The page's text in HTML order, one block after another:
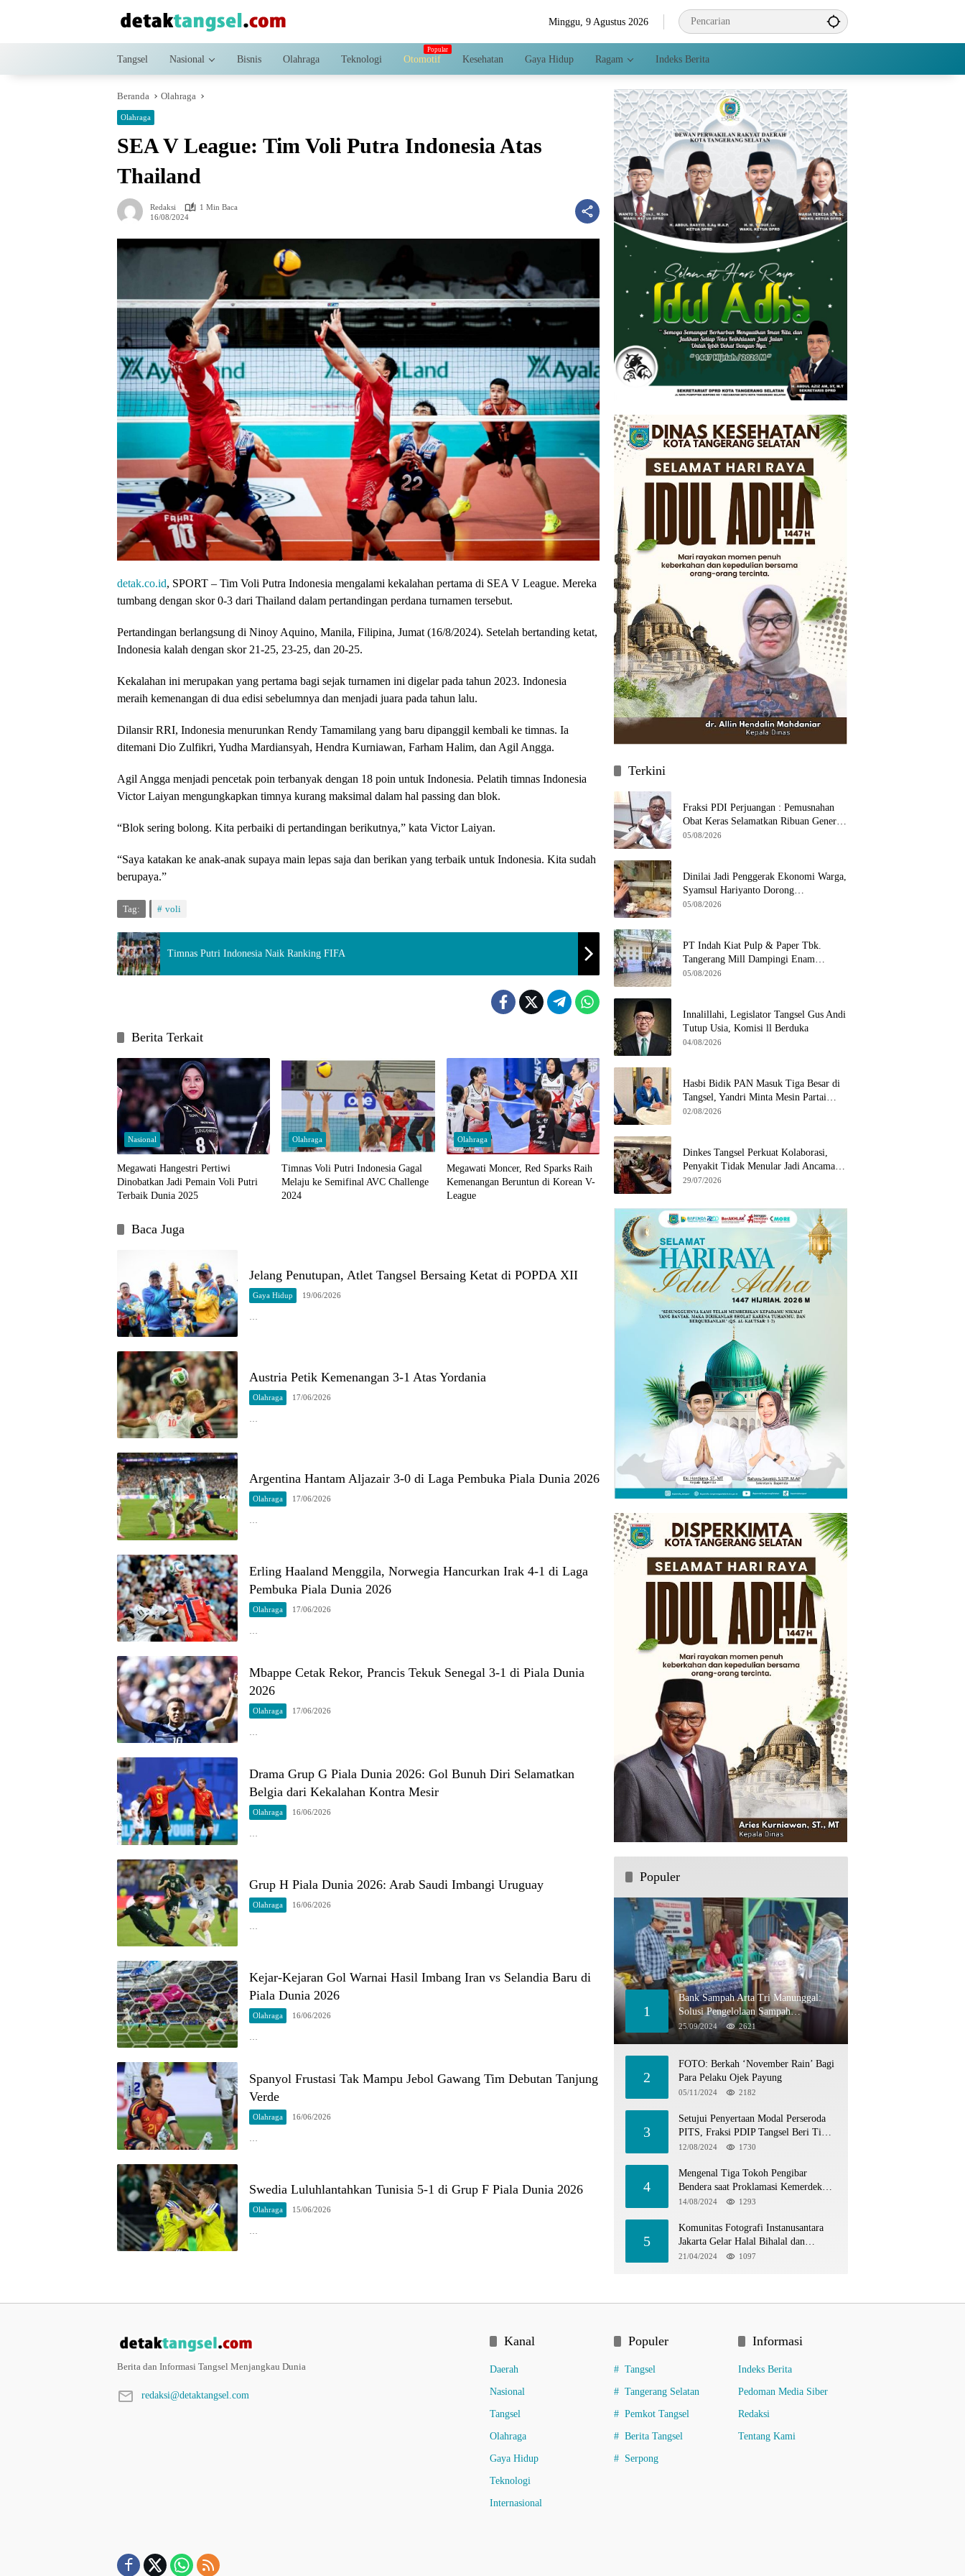
Minggu, 9 Agustus 2026
Tangsel Nasional Bisnis Olahraga Teknologi Otomotif Kesehatan Gaya Hidup Ragam Indeks Berita
Beranda Olahraga
Olahraga
SEA V League: Tim Voli Putra Indonesia Atas
Thailand
Redaksi
1 Min Baca
16/08/2024
detak.co.id, SPORT – Tim Voli Putra Indonesia mengalami kekalahan pertama di SEA V League. Mereka
tumbang dengan skor 0-3 dari Thailand dalam pertandingan perdana turnamen tersebut.
Pertandingan berlangsung di Ninoy Aquino, Manila, Filipina, Jumat (16/8/2024). Setelah bertanding ketat,
Indonesia kalah dengan skor 21-25, 23-25, dan 20-25.
Kekalahan ini merupakan yang pertama bagi sejak turnamen ini digelar pada tahun 2023. Indonesia
meraih kemenangan di dua edisi sebelumnya dan menjadi juara pada tahun lalu.
Dilansir RRI, Indonesia menurunkan Rendy Tamamilang yang baru dipanggil kembali ke timnas. Ia
ditemani Dio Zulfikri, Yudha Mardiansyah, Hendra Kurniawan, Farham Halim, dan Agil Angga.
Agil Angga menjadi pencetak poin terbanyak dengan 18 poin untuk Indonesia. Pelatih timnas Indonesia
Victor Laiyan mengungkapkan timnya kurang maksimal dalam hal passing dan blok.
“Blok sering bolong. Kita perbaiki di pertandingan berikutnya,” kata Victor Laiyan.
“Saya katakan ke anak-anak supaya main lepas saja dan berikan yang terbaik untuk Indonesia. Kita sudah
berupaya.”
Tag: voli
Timnas Putri Indonesia Naik Ranking FIFA
Berita Terkait
Nasional
Megawati Hangestri Pertiwi
Dinobatkan Jadi Pemain Voli Putri
Terbaik Dunia 2025
Olahraga
Timnas Voli Putri Indonesia Gagal
Melaju ke Semifinal AVC Challenge
2024
Olahraga
Megawati Moncer, Red Sparks Raih
Kemenangan Beruntun di Korean V-
League
Baca Juga
Jelang Penutupan, Atlet Tangsel Bersaing Ketat di POPDA XII
Gaya Hidup 19/06/2026
…
Austria Petik Kemenangan 3-1 Atas Yordania
Olahraga 17/06/2026
Argentina Hantam Aljazair 3-0 di Laga Pembuka Piala Dunia 2026
Olahraga 17/06/2026
…
Erling Haaland Menggila, Norwegia Hancurkan Irak 4-1 di Laga
Pembuka Piala Dunia 2026
Olahraga 17/06/2026
Mbappe Cetak Rekor, Prancis Tekuk Senegal 3-1 di Piala Dunia
2026
Olahraga 17/06/2026
…
Drama Grup G Piala Dunia 2026: Gol Bunuh Diri Selamatkan
Belgia dari Kekalahan Kontra Mesir
Olahraga 16/06/2026
…
Grup H Piala Dunia 2026: Arab Saudi Imbangi Uruguay
Olahraga 16/06/2026
…
Kejar-Kejaran Gol Warnai Hasil Imbang Iran vs Selandia Baru di
Piala Dunia 2026
Olahraga 16/06/2026
…
Spanyol Frustasi Tak Mampu Jebol Gawang Tim Debutan Tanjung
Verde
Olahraga 16/06/2026
…
Swedia Luluhlantahkan Tunisia 5-1 di Grup F Piala Dunia 2026
Olahraga 15/06/2026
…
Terkini
Fraksi PDI Perjuangan : Pemusnahan
Obat Keras Selamatkan Ribuan Generasi
Muda Tangsel
05/08/2026
Dinilai Jadi Penggerak Ekonomi Warga,
Syamsul Hariyanto Dorong
Pengembangan Budidaya Jamur Crispy
05/08/2026
PT Indah Kiat Pulp & Paper Tbk.
Tangerang Mill Dampingi Enam
Wilayah Binaan
05/08/2026
Innalillahi, Legislator Tangsel Gus Andi
Tutup Usia, Komisi ll Berduka
04/08/2026
Hasbi Bidik PAN Masuk Tiga Besar di
Tangsel, Yandri Minta Mesin Partai
Bergerak
02/08/2026
Dinkes Tangsel Perkuat Kolaborasi,
Penyakit Tidak Menular Jadi Ancaman
Utama
29/07/2026
Populer
1
Bank Sampah Arta Tri Manunggal:
Solusi Pengelolaan Sampah
Berkelanjutan di Tangerang Selatan
25/09/2024 2621
2
FOTO: Berkah ‘November Rain’ Bagi
Para Pelaku Ojek Payung
05/11/2024 2182
3
Setujui Penyertaan Modal Perseroda
PITS, Fraksi PDIP Tangsel Beri Tiga
Catatan
12/08/2024 1730
4
Mengenal Tiga Tokoh Pengibar
Bendera saat Proklamasi Kemerdekaan
1945
14/08/2024 1293
5
Komunitas Fotografi Instanusantara
Jakarta Gelar Halal Bihalal dan
Hunting Bersama di TIM
21/04/2024 1097
Berita dan Informasi Tangsel Menjangkau Dunia
redaksi@detaktangsel.com
Kanal
Daerah
Nasional
Tangsel
Olahraga
Gaya Hidup
Teknologi
Internasional
Populer
Tangsel
Tangerang Selatan
Pemkot Tangsel
Berita Tangsel
Serpong
Informasi
Indeks Berita
Pedoman Media Siber
Redaksi
Tentang Kami